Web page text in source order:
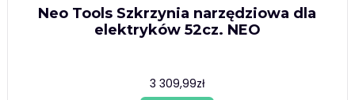
Neo Tools Szkrzynia narzędziowa dla
elektryków 52cz. NEO
3 309,99zł